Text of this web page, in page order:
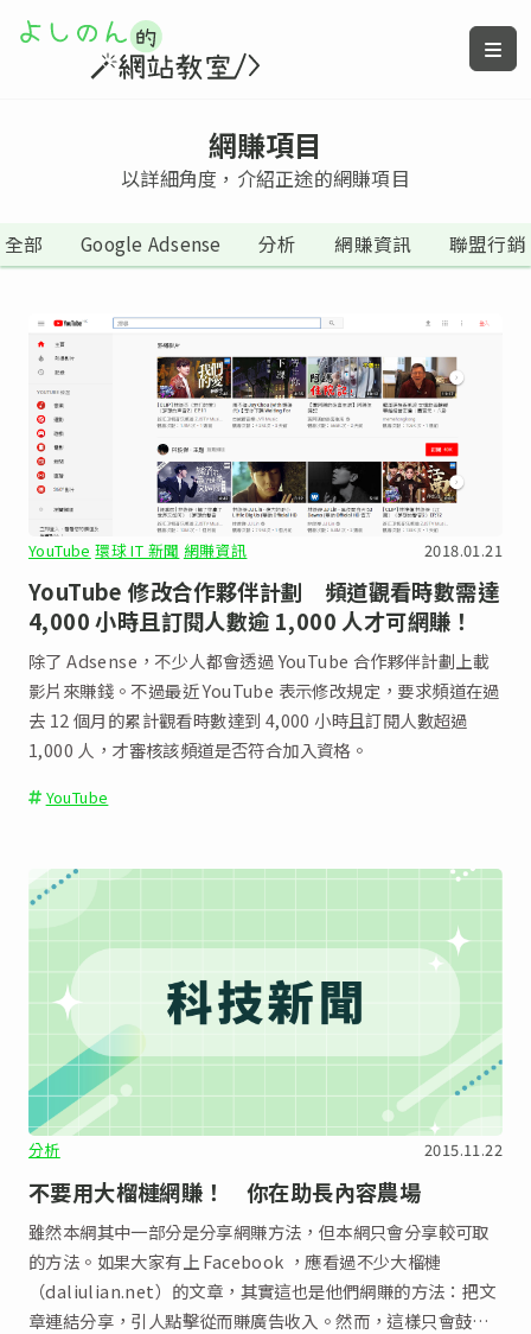
網賺項目
以詳細角度，介紹正途的網賺項目
全部 Google Adsense 分析 網賺資訊 聯盟行銷
YouTube 環球 IT 新聞 網賺資訊 2018.01.21
YouTube 修改合作夥伴計劃 頻道觀看時數需達
4,000 小時且訂閱人數逾 1,000 人才可網賺！
除了 Adsense，不少人都會透過 YouTube 合作夥伴計劃上載
影片來賺錢。不過最近 YouTube 表示修改規定，要求頻道在過
去 12 個月的累計觀看時數達到 4,000 小時且訂閱人數超過
1,000 人，才審核該頻道是否符合加入資格。
YouTube
分析 2015.11.22
不要用大榴槤網賺！ 你在助長內容農場
雖然本網其中一部分是分享網賺方法，但本網只會分享較可取
的方法。如果大家有上 Facebook ，應看過不少大榴槤
（daliulian.net）的文章，其實這也是他們網賺的方法：把文
章連結分享，引人點擊從而賺廣告收入。然而，這樣只會鼓勵